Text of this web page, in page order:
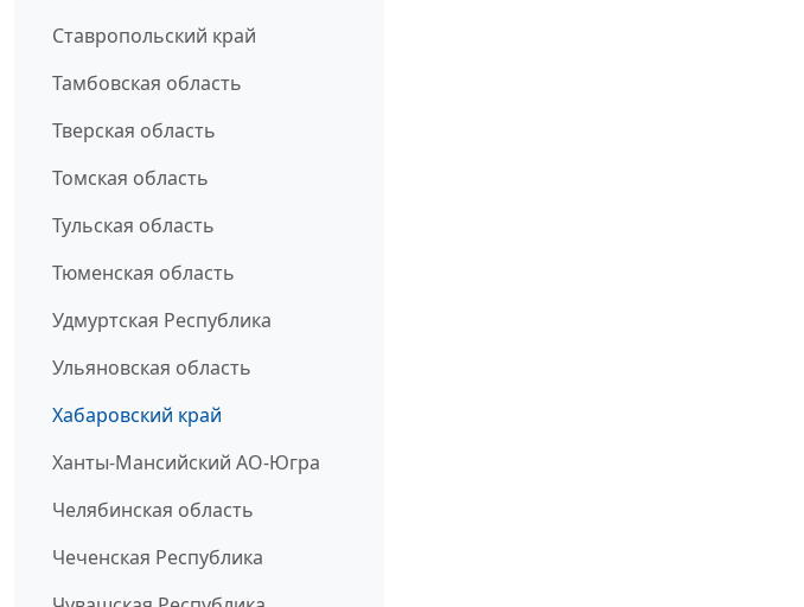
Ставропольский край
Тамбовская область
Тверская область
Томская область
Тульская область
Тюменская область
Удмуртская Республика
Ульяновская область
Хабаровский край
Ханты-Мансийский АО-Югра
Челябинская область
Чеченская Республика